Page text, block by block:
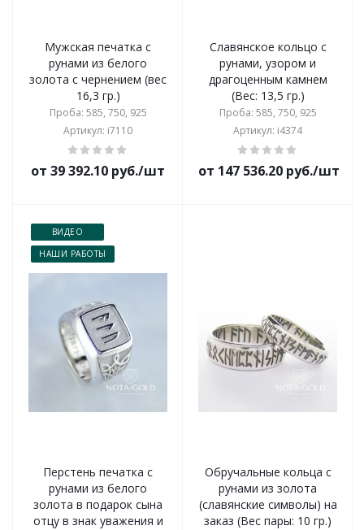
Мужская печатка с
рунами из белого
золота с чернением (вес
16,3 гр.)
Проба: 585, 750, 925
Артикул: i7110
от 39 392.10 руб./шт
Славянское кольцо с
рунами, узором и
драгоценным камнем
(Вес: 13,5 гр.)
Проба: 585, 750, 925
Артикул: i4374
от 147 536.20 руб./шт
ВИДЕО
НАШИ РАБОТЫ
Перстень печатка с
рунами из белого
золота в подарок сына
отцу в знак уважения и
Обручальные кольца с
рунами из золота
(славянские символы) на
заказ (Вес пары: 10 гр.)